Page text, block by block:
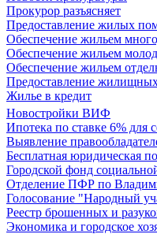
Прокурор разъясняет
Предоставление жилых
Обеспечение жильем
Обеспечение жильем
Обеспечение жильем
Предоставление
Жилье в кредит
Новостройки ВИФ
Ипотека по ставке 6% для
Выявление
Бесплатная юридическая
Городской фонд
Отделение ПФР по
Голосование "Народный
Реестр брошенных и
Экономика и городское